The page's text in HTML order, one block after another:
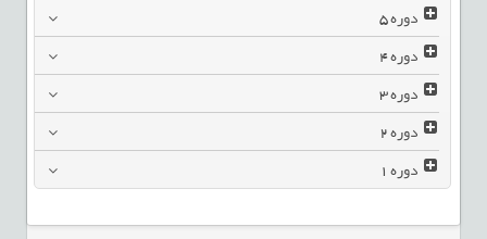
دوره5
دوره4
دوره3
دوره2
دوره1